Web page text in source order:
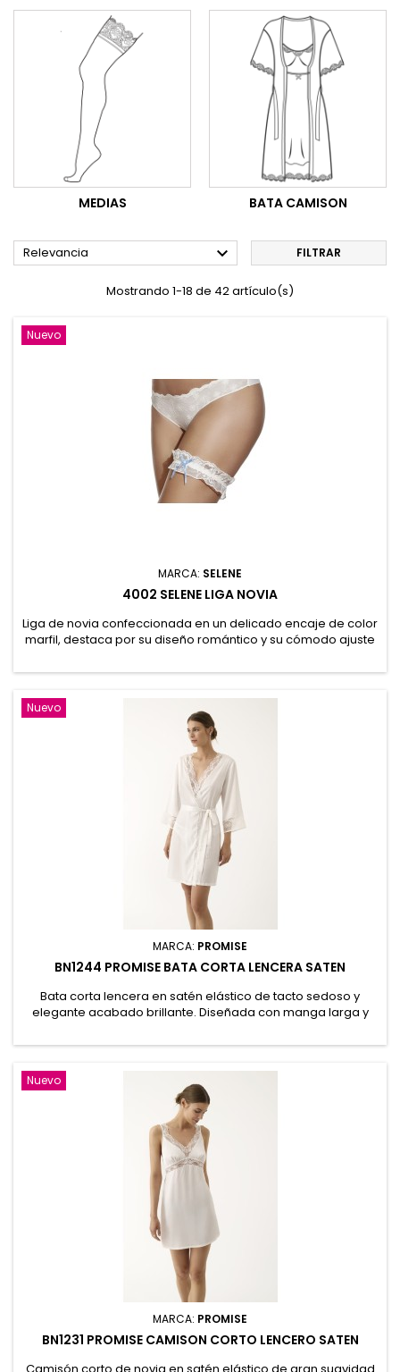
MEDIAS BATA CAMISON
Relevancia  FILTRAR
Mostrando 1-18 de 42 artículo(s)
Nuevo
MARCA: SELENE
4002 SELENE LIGA NOVIA
Liga de novia confeccionada en un delicado encaje de color
marfil, destaca por su diseño romántico y su cómodo ajuste
azul. Su diseño discreto y sofisticado la convierte en un
Poliamida, 9% Elastano
Nuevo
MARCA: PROMISE
BN1244 PROMISE BATA CORTA LENCERA SATEN
Bata corta lencera en satén elástico de tacto sedoso y
elegante acabado brillante. Diseñada con manga larga y
aporta un estilo sofisticado y femenino. Incluye cinturón
y favorecedor. 95% Poliéster, 5% Elastano
Nuevo
MARCA: PROMISE
BN1231 PROMISE CAMISON CORTO LENCERO SATEN